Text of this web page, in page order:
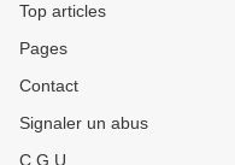
Top articles
Pages
Contact
Signaler un abus
C.G.U.